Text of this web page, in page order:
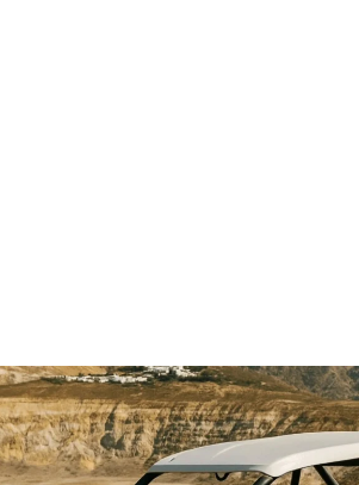
carpediem.travel.guide
1er septembre